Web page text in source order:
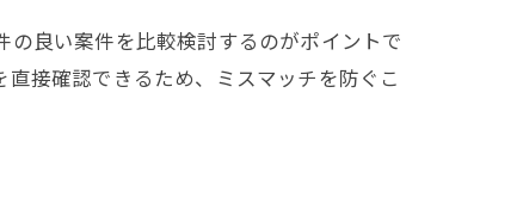
良い案件を比較検討するのがポイントで
接確認できるため、ミスマッチを防ぐこ